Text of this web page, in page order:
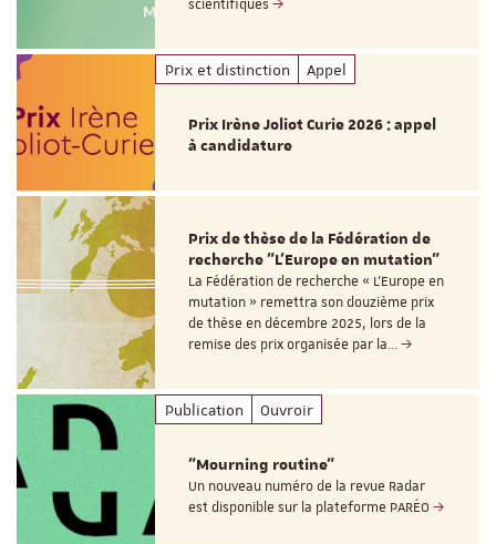
scientifiques
Prix et distinction Appel
Prix Irène Joliot Curie 2026 : appel
à candidature
Prix de thèse de la Fédération de
recherche "L’Europe en mutation"
La Fédération de recherche « L’Europe en
mutation » remettra son douzième prix
de thèse en décembre 2025, lors de la
remise des prix organisée par la…
Publication Ouvroir
"Mourning routine"
Un nouveau numéro de la revue Radar
est disponible sur la plateforme PARÉO